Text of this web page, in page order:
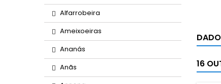
Alfarrobeira
Ameixoeiras
Ananás
Anãs
16